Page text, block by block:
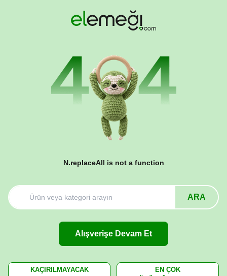
N.replaceAll is not a function
ARA
Alışverişe Devam Et
KAÇIRILMAYACAK
EN ÇOK